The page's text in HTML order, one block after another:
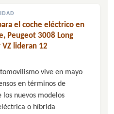
el coche eléctrico en
Peugeot 3008 Long
VZ lideran 12
vive en mayo
en términos de
los nuevos modelos
o híbrida